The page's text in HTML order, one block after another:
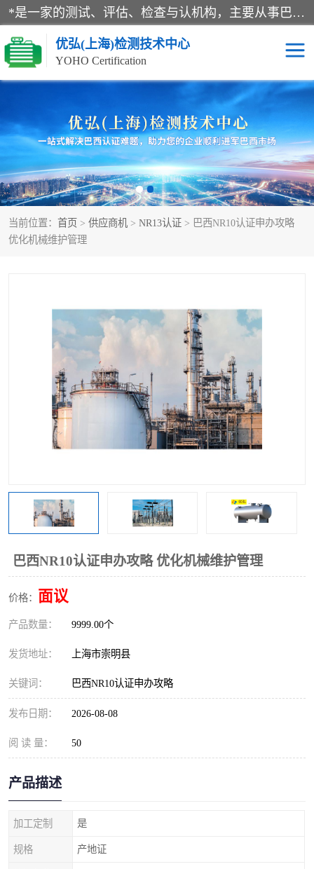
*是一家的测试、评估、检查与认机构，主要从事巴西NR10认证、NR12认证、NR13认证；ANATEL认证、INMTRO认证，欧盟CE认证：MD认证，PED认证，MID认证，ATEX认证，德国蓝色天使认证。
优弘(上海)检测技术中心
YOHO Certification
当前位置： 首页 > 供应商机 > NR13认证 > 巴西NR10认证申办攻略
优化机械维护管理
巴西NR10认证申办攻略 优化机械维护管理
价格： 面议
产品数量： 9999.00个
发货地址： 上海市崇明县
关键词： 巴西NR10认证申办攻略
发布日期： 2026-08-08
阅 读 量： 50
产品描述
加工定制 是
规格 产地证
RECYCLASS认证 NR10认证
NR12认证 NR13认证
ART认证 巴西NR认证
巴西认证 RETIE认证